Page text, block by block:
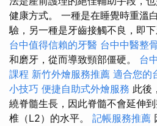
健康方式。 一種是在睡覺時重溫
驗，另一種是牙齒接觸不良，即下
台中值得信賴的牙醫 台中中醫整
和磨牙，從而導致頸部僵硬。 台
課程 新竹外燴服務推薦 適合您的
小技巧 便捷自助式外燴服務 此後
繞脊髓生長，因此脊髓不會延伸
椎（L2）的水平。 記帳服務推薦